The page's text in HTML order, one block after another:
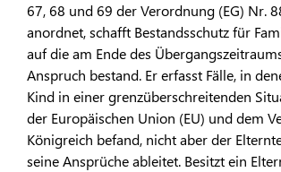
67, 68 und 69 der Verordnung (EG) Nr.
anordnet, schafft Bestandsschutz für
auf die am Ende des
Anspruch bestand. Er erfasst Fälle, in
Kind in einer grenzüberschreitenden
der Europäischen Union (EU) und dem
Königreich befand, nicht aber der
seine Ansprüche ableitet. Besitzt ein